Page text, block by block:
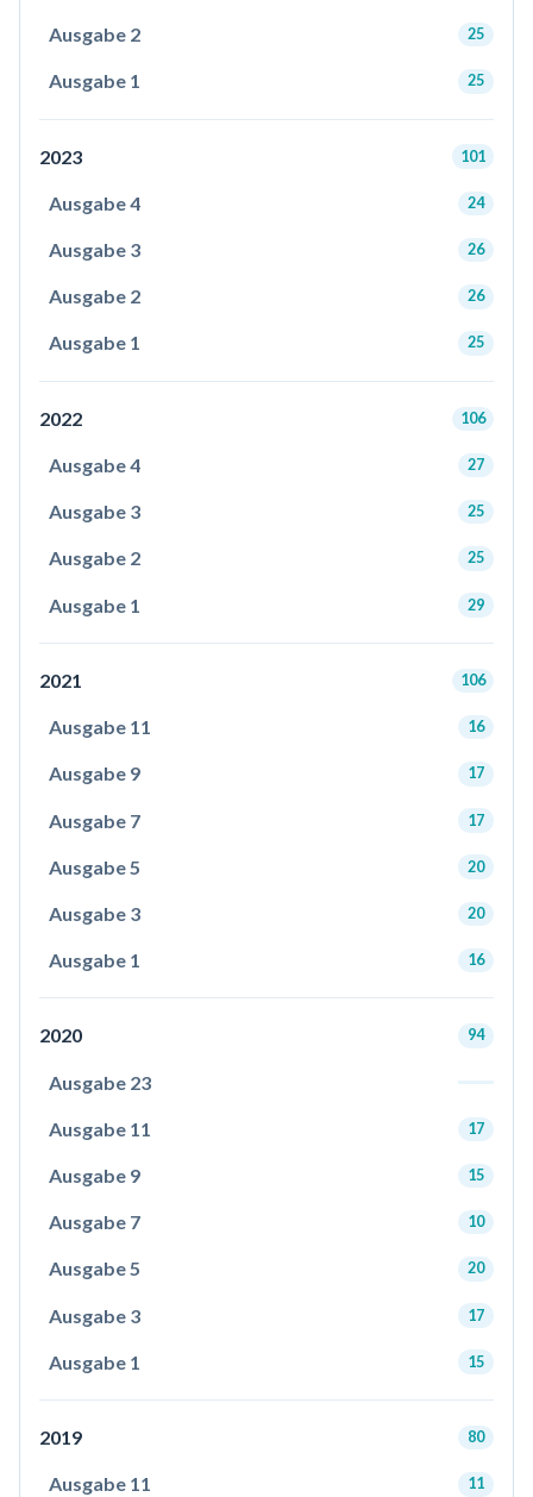
Ausgabe 2 25
Ausgabe 1 25
2023 101
Ausgabe 4 24
Ausgabe 3 26
Ausgabe 2 26
Ausgabe 1 25
2022 106
Ausgabe 4 27
Ausgabe 3 25
Ausgabe 2 25
Ausgabe 1 29
2021 106
Ausgabe 11 16
Ausgabe 9 17
Ausgabe 7 17
Ausgabe 5 20
Ausgabe 3 20
Ausgabe 1 16
2020 94
Ausgabe 23
Ausgabe 11 17
Ausgabe 9 15
Ausgabe 7 10
Ausgabe 5 20
Ausgabe 3 17
Ausgabe 1 15
2019 80
Ausgabe 11 11